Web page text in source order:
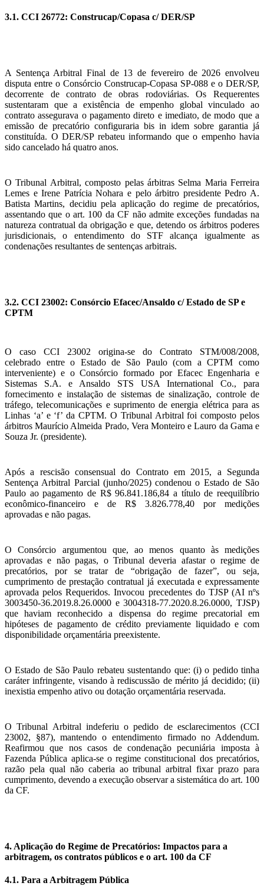
3.1. CCI 26772: Construcap/Copasa c/ DER/SP
A Sentença Arbitral Final de 13 de fevereiro de 2026 envolveu
disputa entre o Consórcio Construcap-Copasa SP-088 e o DER/SP,
decorrente de contrato de obras rodoviárias. Os Requerentes
sustentaram que a existência de empenho global vinculado ao
contrato assegurava o pagamento direto e imediato, de modo que a
emissão de precatório configuraria bis in idem sobre garantia já
constituída. O DER/SP rebateu informando que o empenho havia
sido cancelado há quatro anos.
O Tribunal Arbitral, composto pelas árbitras Selma Maria Ferreira
Lemes e Irene Patrícia Nohara e pelo árbitro presidente Pedro A.
Batista Martins, decidiu pela aplicação do regime de precatórios,
assentando que o art. 100 da CF não admite exceções fundadas na
natureza contratual da obrigação e que, detendo os árbitros poderes
jurisdicionais, o entendimento do STF alcança igualmente as
condenações resultantes de sentenças arbitrais.
3.2. CCI 23002: Consórcio Efacec/Ansaldo c/ Estado de SP e
CPTM
O caso CCI 23002 origina-se do Contrato STM/008/2008,
celebrado entre o Estado de São Paulo (com a CPTM como
interveniente) e o Consórcio formado por Efacec Engenharia e
Sistemas S.A. e Ansaldo STS USA International Co., para
fornecimento e instalação de sistemas de sinalização, controle de
tráfego, telecomunicações e suprimento de energia elétrica para as
Linhas ‘a’ e ‘f’ da CPTM. O Tribunal Arbitral foi composto pelos
árbitros Maurício Almeida Prado, Vera Monteiro e Lauro da Gama e
Souza Jr. (presidente).
Após a rescisão consensual do Contrato em 2015, a Segunda
Sentença Arbitral Parcial (junho/2025) condenou o Estado de São
Paulo ao pagamento de R$ 96.841.186,84 a título de reequilíbrio
econômico-financeiro e de R$ 3.826.778,40 por medições
aprovadas e não pagas.
O Consórcio argumentou que, ao menos quanto às medições
aprovadas e não pagas, o Tribunal deveria afastar o regime de
precatórios, por se tratar de “obrigação de fazer”, ou seja,
cumprimento de prestação contratual já executada e expressamente
aprovada pelos Requeridos. Invocou precedentes do TJSP (AI nºs
3003450-36.2019.8.26.0000 e 3004318-77.2020.8.26.0000, TJSP)
que haviam reconhecido a dispensa do regime precatorial em
hipóteses de pagamento de crédito previamente liquidado e com
disponibilidade orçamentária preexistente.
O Estado de São Paulo rebateu sustentando que: (i) o pedido tinha
caráter infringente, visando à rediscussão de mérito já decidido; (ii)
inexistia empenho ativo ou dotação orçamentária reservada.
O Tribunal Arbitral indeferiu o pedido de esclarecimentos (CCI
23002, §87), mantendo o entendimento firmado no Addendum.
Reafirmou que nos casos de condenação pecuniária imposta à
Fazenda Pública aplica-se o regime constitucional dos precatórios,
razão pela qual não caberia ao tribunal arbitral fixar prazo para
cumprimento, devendo a execução observar a sistemática do art. 100
da CF.
4. Aplicação do Regime de Precatórios: Impactos para a
arbitragem, os contratos públicos e o art. 100 da CF
4.1. Para a Arbitragem Pública